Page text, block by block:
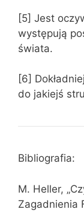
[5] Jest
występują
świata.
[6]
do jakiejś
Bibliografia:
M. Heller,
Zagadnienia